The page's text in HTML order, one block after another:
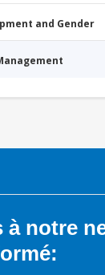
and Gender
à notre